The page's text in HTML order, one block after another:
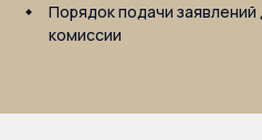
Порядок подачи
комиссии